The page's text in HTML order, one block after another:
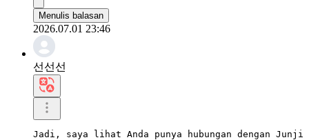
Menulis balasan
2026.07.01 23:46
선선선
Jadi, saya lihat Anda punya hubungan dengan